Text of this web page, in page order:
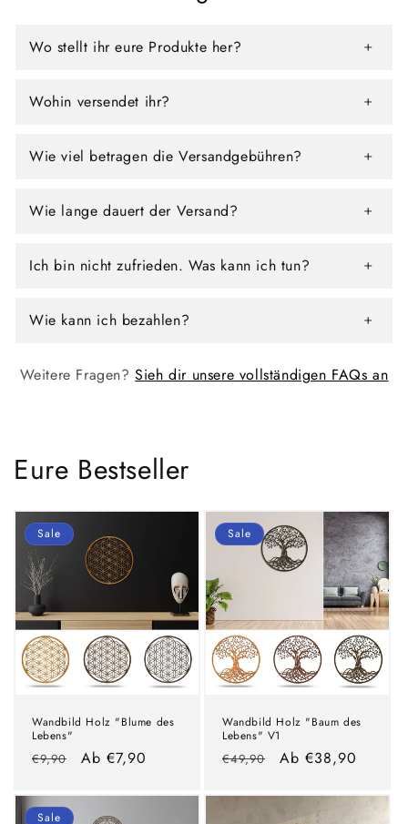
g
r
i
:
Wo stellt ihr eure Produkte her?
Wohin versendet ihr?
Wie viel betragen die Versandgebühren?
Wie lange dauert der Versand?
Ich bin nicht zufrieden. Was kann ich tun?
Wie kann ich bezahlen?
Weitere Fragen?Sieh dir unsere vollständigen FAQs an
Eure Bestseller
Sale
Wandbild Holz "Blume des
Lebens"
Normaler
€9,90 Verkaufspreis
Ab €7,90
Sale
Wandbild Holz "Baum des
Lebens" V1
Normaler
€49,90 Verkaufspreis
Ab €38,90
Sale